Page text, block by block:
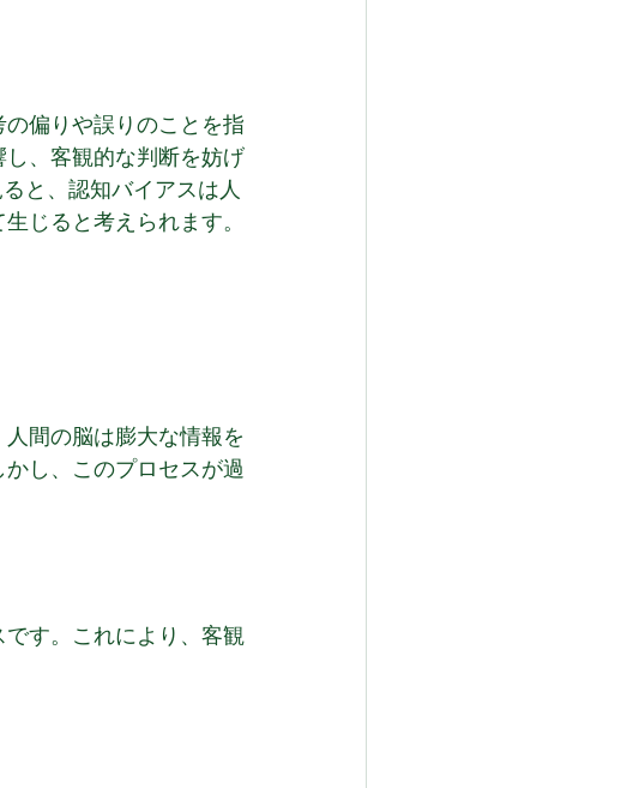
偏りや誤りのことを指
、客観的な判断を妨げ
と、認知バイアスは人
じると考えられます。
間の脳は膨大な情報を
し、このプロセスが過
す。これにより、客観